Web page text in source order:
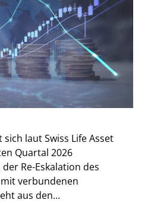
laut Swiss Life Asset
Quartal 2026
Re-Eskalation des
verbundenen
aus den...